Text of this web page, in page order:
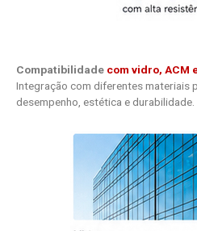
Compatibilidade com vidro, ACM
Integração com diferentes materiais
desempenho, estética e durabilidade.